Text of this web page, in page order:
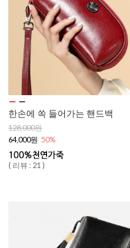
한손에 쏙 들어가는 핸드백
128,000원
64,000원 50%
( 리뷰 : 21 )